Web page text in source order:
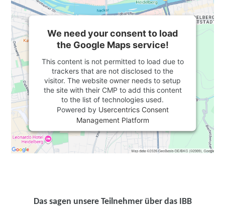
We need your consent to load
the Google Maps service!
This content is not permitted to load due to
trackers that are not disclosed to the
visitor. The website owner needs to setup
the site with their CMP to add this content
to the list of technologies used.
Powered by Usercentrics Consent
Management Platform
Das sagen unsere Teilnehmer über das IBB